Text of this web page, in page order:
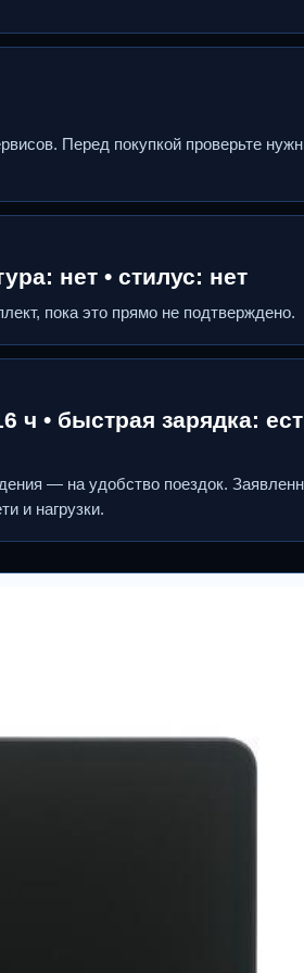
Перед покупкой проверьте
нет • стилус: нет
пока это прямо не подтверждено.
ч • быстрая зарядка:
— на удобство поездок.
и нагрузки.